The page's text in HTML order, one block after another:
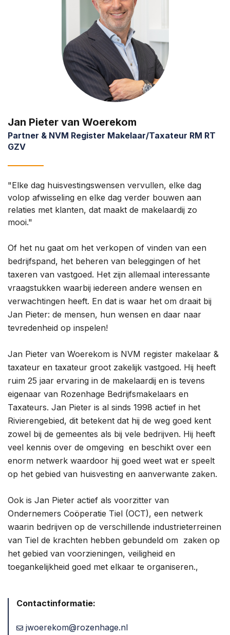
Jan Pieter van Woerekom
Partner & NVM Register Makelaar/Taxateur RM RT
GZV
"Elke dag huisvestingswensen vervullen, elke dag
volop afwisseling en elke dag verder bouwen aan
relaties met klanten, dat maakt de makelaardij zo
mooi."
Of het nu gaat om het verkopen of vinden van een
bedrijfspand, het beheren van beleggingen of het
taxeren van vastgoed. Het zijn allemaal interessante
vraagstukken waarbij iedereen andere wensen en
verwachtingen heeft. En dat is waar het om draait bij
Jan Pieter: de mensen, hun wensen en daar naar
tevredenheid op inspelen!
Jan Pieter van Woerekom is NVM register makelaar &
taxateur en taxateur groot zakelijk vastgoed. Hij heeft
ruim 25 jaar ervaring in de makelaardij en is tevens
eigenaar van Rozenhage Bedrijfsmakelaars en
Taxateurs. Jan Pieter is al sinds 1998 actief in het
Rivierengebied, dit betekent dat hij de weg goed kent
zowel bij de gemeentes als bij vele bedrijven. Hij heeft
veel kennis over de omgeving en beschikt over een
enorm netwerk waardoor hij goed weet wat er speelt
op het gebied van huisvesting en aanverwante zaken.
Ook is Jan Pieter actief als voorzitter van
Ondernemers Coöperatie Tiel (OCT), een netwerk
waarin bedrijven op de verschillende industrieterreinen
van Tiel de krachten hebben gebundeld om zaken op
het gebied van voorzieningen, veiligheid en
toegankelijkheid goed met elkaar te organiseren.,
Contactinformatie:
jwoerekom@rozenhage.nl